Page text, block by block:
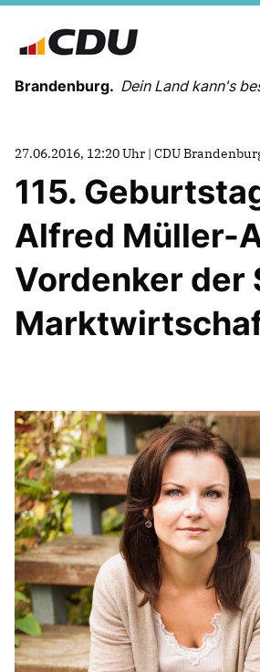
Brandenburg. Dein Land kann's
MELDUNGEN
ORGANISATION
VEREINIGUNGEN UND
IM LANDTAG
IN DER
IM BUNDESTAG
IM EUROPÄISCHEN
NEWSLETTER
BILDER
PROGRAMME
WICHTIGE BESCHLÜSSE DER
27.06.2016, 12:20 Uhr | CDU
115.
Alfred Müller-
Vordenker der